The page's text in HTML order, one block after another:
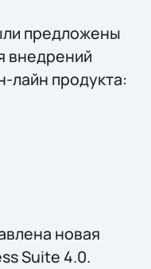
предложены
внедрений
лайн продукта:
новая
Suite 4.0.